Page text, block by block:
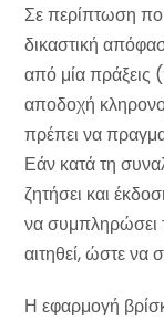
Σε περίπτωση
δικαστική
από μία πράξεις
αποδοχή
πρέπει να
Εάν κατά τη
ζητήσει και
να συμπληρώσει
αιτηθεί, ώστε να
Η εφαρμογή